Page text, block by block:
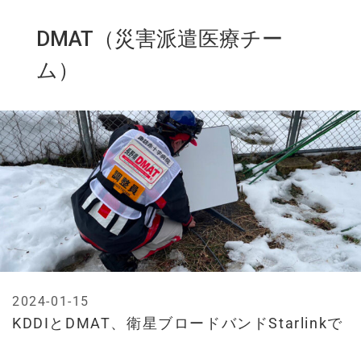
DMAT（災害派遣医療チー
ム）
KDDIとDMAT、衛星ブロードバンドStarlinkで
2024-01-15